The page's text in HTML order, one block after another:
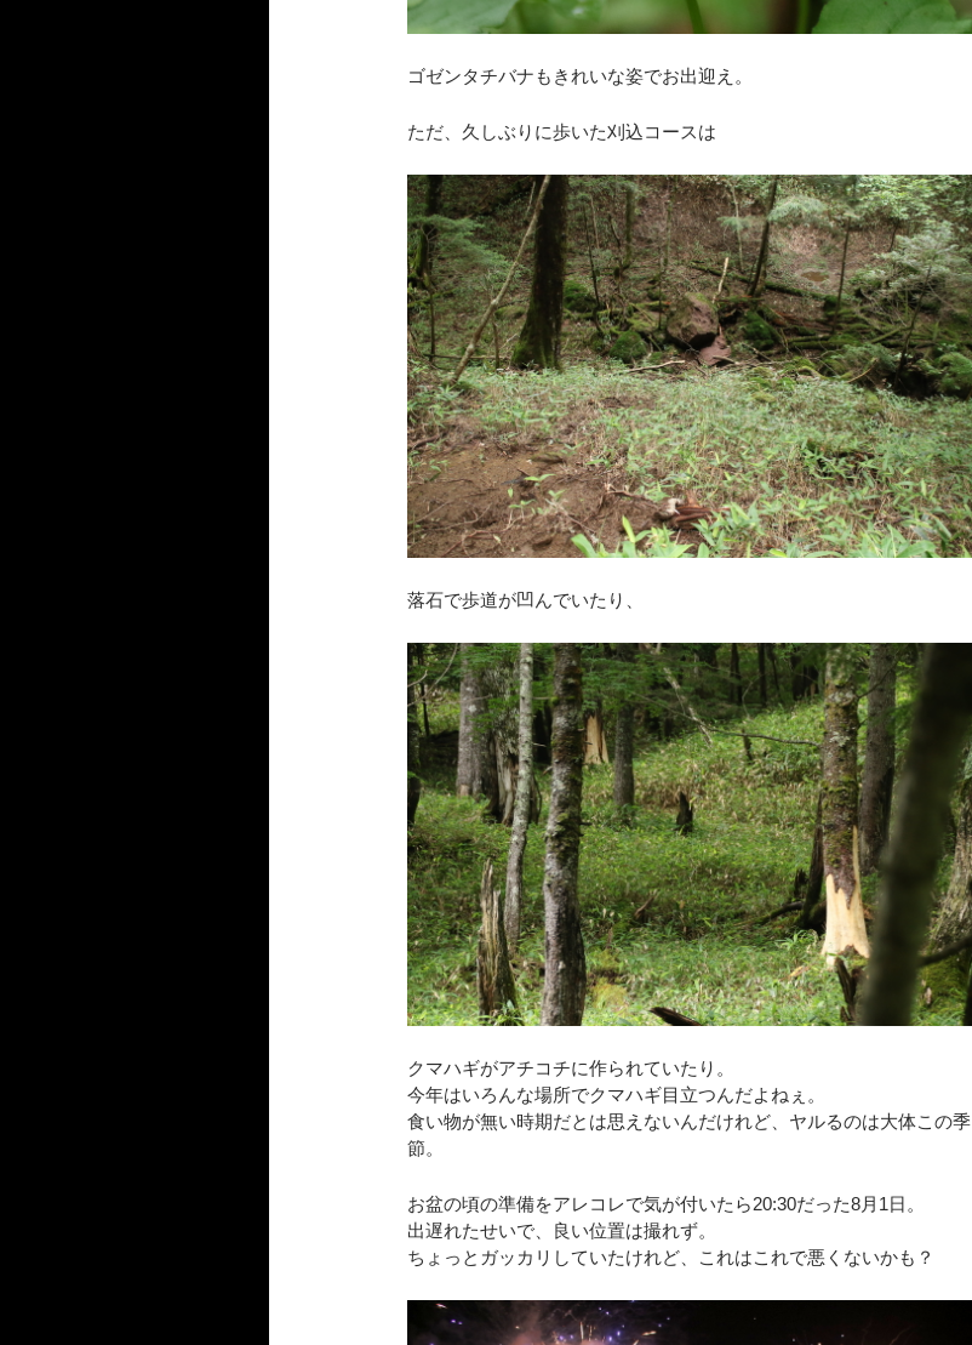
ゴゼンタチバナもきれいな姿でお出迎え。
ただ、久しぶりに歩いた刈込コースは
落石で歩道が凹んでいたり、
クマハギがアチコチに作られていたり。
今年はいろんな場所でクマハギ目立つんだよねぇ。
食い物が無い時期だとは思えないんだけれど、ヤルるのは大体この季
節。
お盆の頃の準備をアレコレで気が付いたら20:30だった8月1日。
出遅れたせいで、良い位置は撮れず。
ちょっとガッカリしていたけれど、これはこれで悪くないかも？